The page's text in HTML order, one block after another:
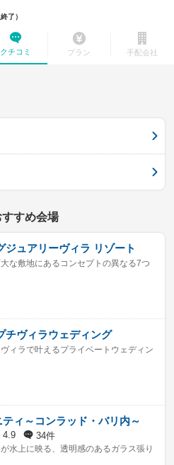
了）
クチコミ プラン 手配会社
すめ会場
ジュアリーヴィラ リゾート
な敷地にあるコンセプトの異なる7つ
チヴィラウェディング
ィラで叶えるプライベートウェディン
ィ～コンラッド・バリ内～
4.9 34件
水上に映る、透明感のあるガラス張り